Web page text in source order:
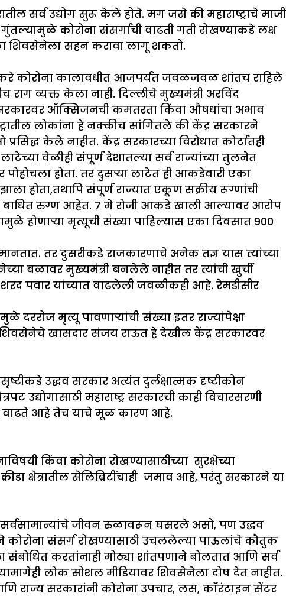
सर्व उद्योग सुरू केले होते. मग जसे की महाराष्ट्राचे माजी
कोरोना संसर्गाची वाढती गती रोखण्याकडे लक्ष
शिवसेनेला सहन करावा लागू शकतो.
ठाकरे कोरोना कालावधीत आजपर्यंत जवळजवळ शांतच राहिले
राग व्यक्त केला नाही. दिल्लीचे मुख्यमंत्री अरविंद
सरकारवर ऑक्सिजनची कमतरता किंवा औषधांचा अभाव
लोकांना हे नक्कीच सांगितले की केंद्र सरकारने
केले नाहीत. केंद्र सरकारच्या विरोधात कोर्टातही
वेळीही संपूर्ण देशातल्या सर्व राज्यांच्या तुलनेत
होता. तर दुसर्‍या लाटेत ही आकडेवारी एका
होता,तथापि संपूर्ण राज्यात एकूण सक्रीय रूग्णांची
बाधित रुग्ण आहेत. 7 मे रोजी आकडे खाली आल्यावर आरोप
होणाऱ्या मृत्यूची संख्या पाहिल्यास एका दिवसात 900
तर दुसरीकडे राजकारणाचे अनेक तज्ञ यास त्यांच्या
बळावर मुख्यमंत्री बनलेले नाहीत तर त्यांची खुर्ची
शरद पवार यांच्यात वाढलेली जवळीकही आहे. रेमडीसीर
दररोज मृत्यू पावणाऱ्यांची संख्या इतर राज्यांपेक्षा
खासदार संजय राऊत हे देखील केंद्र सरकारवर
उद्धव सरकार अत्यंत दुर्लक्षात्मक दृष्टीकोन
उद्योगासाठी महाराष्ट्र सरकारची काही विचारसरणी
वाढते आहे तेच याचे मूळ कारण आहे.
किंवा कोरोना रोखण्यासाठीच्या सुरक्षेच्या
क्षेत्रातील सेलिब्रिटींचाही जमाव आहे, परंतु सरकारने या
सर्वसामान्यांचे जीवन रुळावरून घसरले असो, पण उद्धव
कोरोना संसर्ग रोखण्यासाठी उचललेल्या पाऊलांचे कौतुक
करतांनाही मोठ्या शांतपणाने बोलतात आणि सर्व
लोक सोशल मीडियावर शिवसेनेला दोष देत नाहीत.
राज्य सरकारांनी कोरोना उपचार, लस, कॉरंटाइन सेंटर